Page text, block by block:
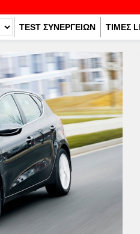
TEST ΣΥΝΕΡΓΕΙΩΝ ΤΙΜΕΣ